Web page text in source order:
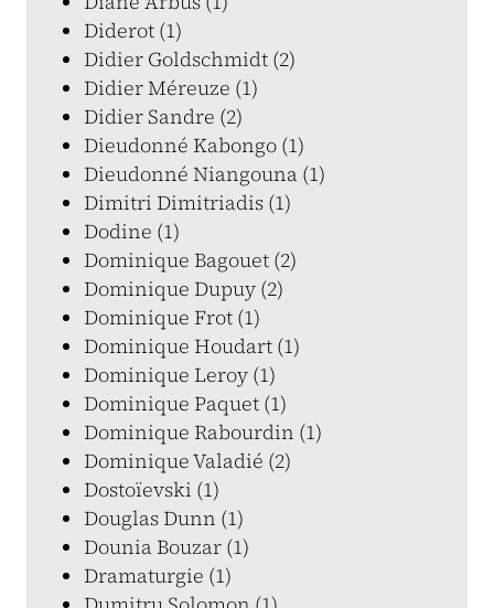
Diderot (1)
Didier Goldschmidt (2)
Didier Méreuze (1)
Didier Sandre (2)
Dieudonné Kabongo (1)
Dieudonné Niangouna (1)
Dimitri Dimitriadis (1)
Dodine (1)
Dominique Bagouet (2)
Dominique Dupuy (2)
Dominique Frot (1)
Dominique Houdart (1)
Dominique Leroy (1)
Dominique Paquet (1)
Dominique Rabourdin (1)
Dominique Valadié (2)
Dostoïevski (1)
Douglas Dunn (1)
Dounia Bouzar (1)
Dramaturgie (1)